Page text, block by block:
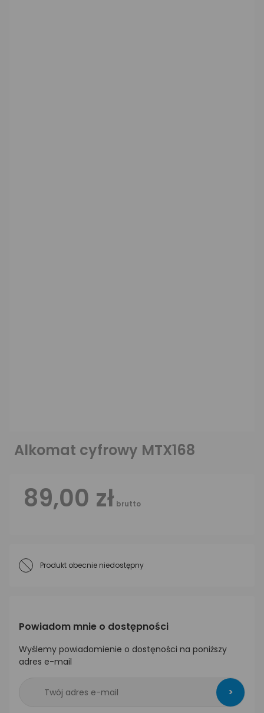
Alkomat cyfrowy MTX168
89,00 zł brutto
Produkt obecnie niedostępny
Powiadom mnie o dostępności
Wyślemy powiadomienie o dostęności na poniższy
adres e-mail
>